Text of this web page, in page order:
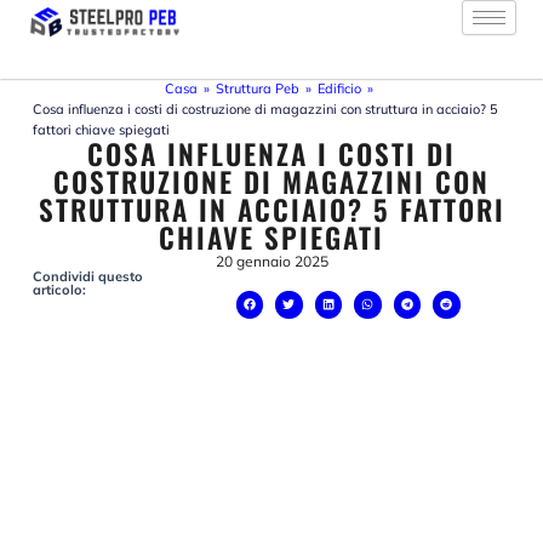
contenuto
Casa » Struttura Peb » Edificio »
Cosa influenza i costi di costruzione di magazzini con struttura in acciaio? 5
fattori chiave spiegati
COSA INFLUENZA I COSTI DI
COSTRUZIONE DI MAGAZZINI CON
STRUTTURA IN ACCIAIO? 5 FATTORI
CHIAVE SPIEGATI
20 gennaio 2025
Condividi questo
articolo: